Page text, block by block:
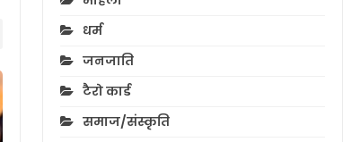
धर्म
जनजाति
टैरो कार्ड
समाज/संस्कृति